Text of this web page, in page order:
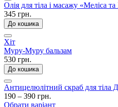
Олія для тіла і масажу «Меліса
345 грн.
До кошика
Хіт
Муру-Муру бальзам
530 грн.
До кошика
Антицелюлітний скраб для тіла
190 – 390 грн.
Обрати варіант